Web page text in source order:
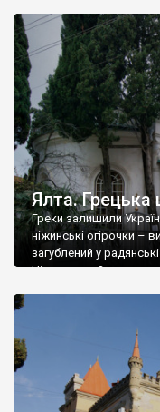
Ялта.
Греки залишили
ніжинські огірочки –
загублений у
Ніжин греки?